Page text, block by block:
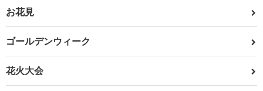
お花見
ゴールデンウィーク
花火大会